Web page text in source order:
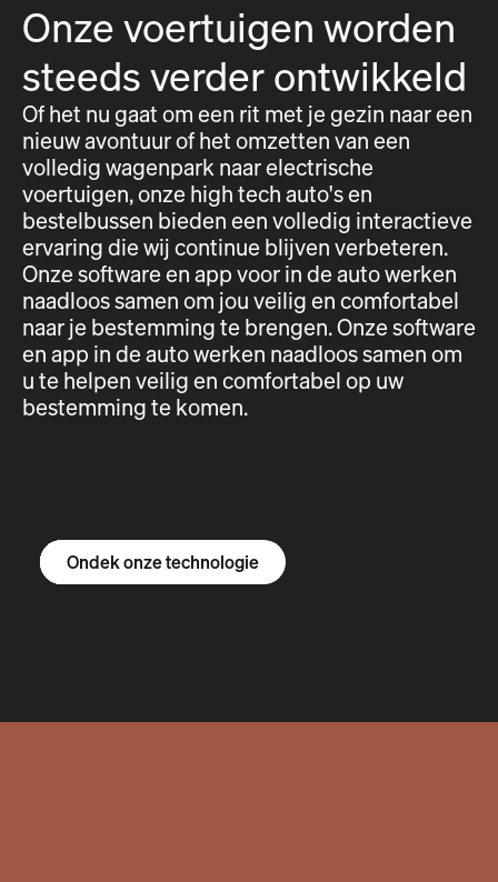
Onze voertuigen worden
steeds verder ontwikkeld
Of het nu gaat om een rit met je gezin naar een
nieuw avontuur of het omzetten van een
volledig wagenpark naar electrische
voertuigen, onze high tech auto's en
bestelbussen bieden een volledig interactieve
ervaring die wij continue blijven verbeteren.
Onze software en app voor in de auto werken
naadloos samen om jou veilig en comfortabel
naar je bestemming te brengen. Onze software
en app in de auto werken naadloos samen om
u te helpen veilig en comfortabel op uw
bestemming te komen.
Ontdek de R1S
Ontdek de R1T
Ontdek de bestelbus
Ondek onze technologie